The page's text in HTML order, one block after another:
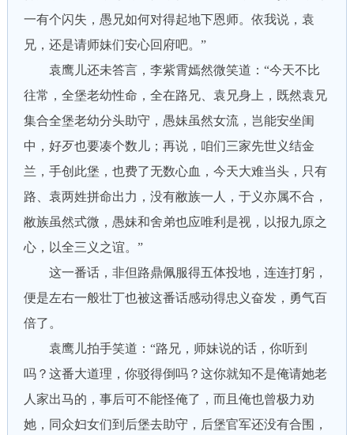
一有个闪失，愚兄如何对得起地下恩师。依我说，袁
兄，还是请师妹们安心回府吧。”
袁鹰儿还未答言，李紫霄嫣然微笑道：“今天不比
往常，全堡老幼性命，全在路兄、袁兄身上，既然袁兄
集合全堡老幼分头助守，愚妹虽然女流，岂能安坐闺
中，好歹也要凑个数儿；再说，咱们三家先世义结金
兰，手创此堡，也费了无数心血，今天大难当头，只有
路、袁两姓拼命出力，没有敝族一人，于义亦属不合，
敝族虽然式微，愚妹和舍弟也应唯利是视，以报九原之
心，以全三义之谊。”
这一番话，非但路鼎佩服得五体投地，连连打躬，
便是左右一般壮丁也被这番话感动得忠义奋发，勇气百
倍了。
袁鹰儿拍手笑道：“路兄，师妹说的话，你听到
吗？这番大道理，你驳得倒吗？这你就知不是俺请她老
人家出马的，事后可不能怪俺了，而且俺也曾极力劝
她，同众妇女们到后堡去助守，后堡官军还没有合围，